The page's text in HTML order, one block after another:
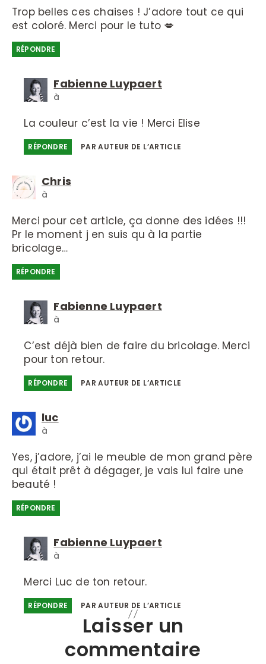
Trop belles ces chaises ! J’adore tout ce qui
est coloré. Merci pour le tuto 💋
RÉPONDRE
Fabienne Luypaert
à
La couleur c’est la vie ! Merci Elise
RÉPONDRE PAR AUTEUR DE L’ARTICLE
Chris
à
Merci pour cet article, ça donne des idées !!!
Pr le moment j en suis qu à la partie
bricolage…
RÉPONDRE
Fabienne Luypaert
à
C’est déjà bien de faire du bricolage. Merci
pour ton retour.
RÉPONDRE PAR AUTEUR DE L’ARTICLE
luc
à
Yes, j’adore, j’ai le meuble de mon grand père
qui était prêt à dégager, je vais lui faire une
beauté !
RÉPONDRE
Fabienne Luypaert
à
Merci Luc de ton retour.
RÉPONDRE PAR AUTEUR DE L’ARTICLE
Laisser un
commentaire